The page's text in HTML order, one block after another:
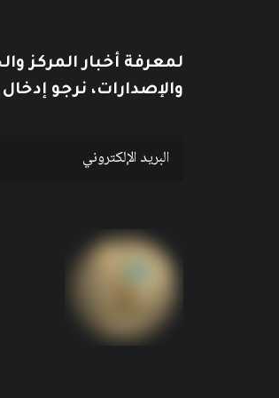
لمعرفة أخبار المركز
والإصدارات، نرجو إدخال